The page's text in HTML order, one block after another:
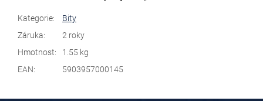
Kategorie:
Bity
Záruka:
2 roky
Hmotnost:
1.55 kg
EAN: 5903957000145